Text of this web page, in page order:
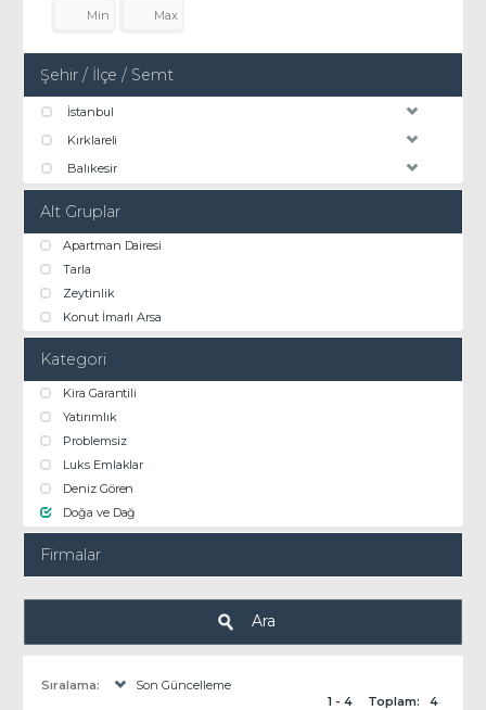
Şehir / İlçe / Semt
İstanbul
Kırklareli
Balıkesir
Alt Gruplar
Apartman Dairesi
Tarla
Zeytinlik
Konut İmarlı Arsa
Kategori
Kira Garantili
Yatırımlık
Problemsiz
Luks Emlaklar
Deniz Gören
Doğa ve Dağ
Firmalar
Ara
Sıralama:
Son Güncelleme
1 - 4
Toplam: 4